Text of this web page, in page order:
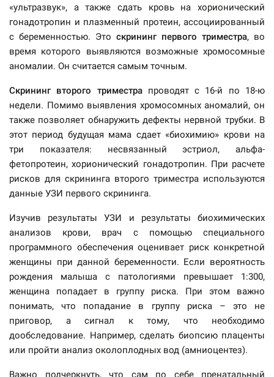
«ультразвук», а также сдать кровь на хорионический
гонадотропин и плазменный протеин, ассоциированный
с беременностью. Это скрининг первого триместра, во
время которого выявляются возможные хромосомные
аномалии. Он считается самым точным.
Скрининг второго триместрапроводят с 16-й по 18-ю
недели. Помимо выявления хромосомных аномалий, он
также позволяет обнаружить дефекты нервной трубки. В
этот период будущая мама сдает «биохимию» крови на
три показателя: несвязанный эстриол, альфа-
фетопротеин, хорионический гонадотропин. При расчете
рисков для скрининга второго триместра используются
данные УЗИ первого скрининга.
Изучив результаты УЗИ и результаты биохимических
анализов крови, врач с помощью специального
программного обеспечения оценивает риск конкретной
женщины при данной беременности. Если вероятность
рождения малыша с патологиями превышает 1:300,
женщина попадает в группу риска. При этом важно
понимать, что попадание в группу риска – это не
приговор, а сигнал к тому, что необходимо
дообследование. Например, сделать биопсию плаценты
или пройти анализ околоплодных вод (амниоцентез).